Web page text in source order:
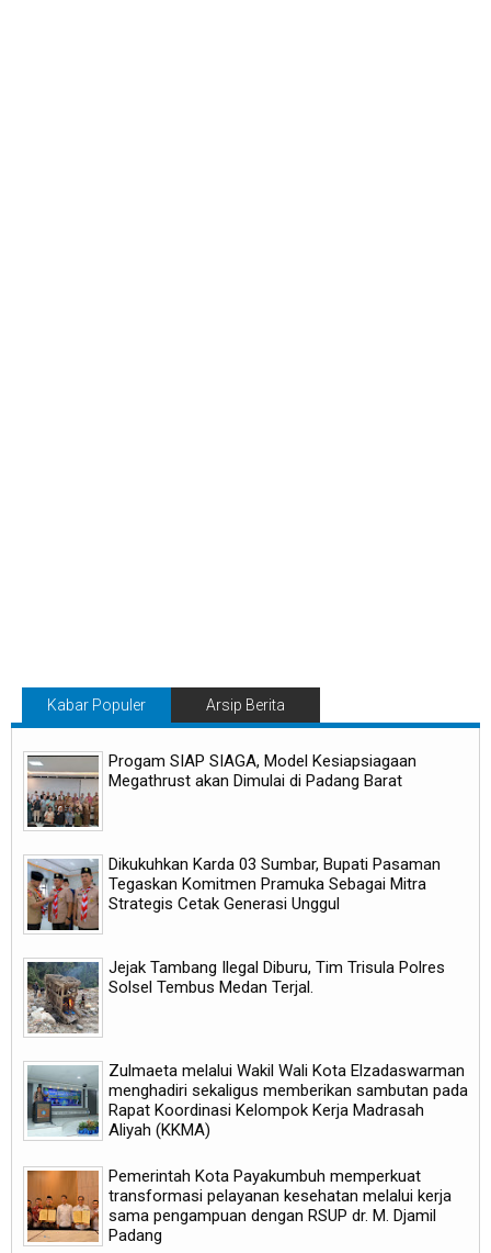
Kabar Populer Arsip Berita
Progam SIAP SIAGA, Model Kesiapsiagaan
Megathrust akan Dimulai di Padang Barat
Dikukuhkan Karda 03 Sumbar, Bupati Pasaman
Tegaskan Komitmen Pramuka Sebagai Mitra
Strategis Cetak Generasi Unggul
Jejak Tambang Ilegal Diburu, Tim Trisula Polres
Solsel Tembus Medan Terjal.
Zulmaeta melalui Wakil Wali Kota Elzadaswarman
menghadiri sekaligus memberikan sambutan pada
Rapat Koordinasi Kelompok Kerja Madrasah
Aliyah (KKMA)
Pemerintah Kota Payakumbuh memperkuat
transformasi pelayanan kesehatan melalui kerja
sama pengampuan dengan RSUP dr. M. Djamil
Padang